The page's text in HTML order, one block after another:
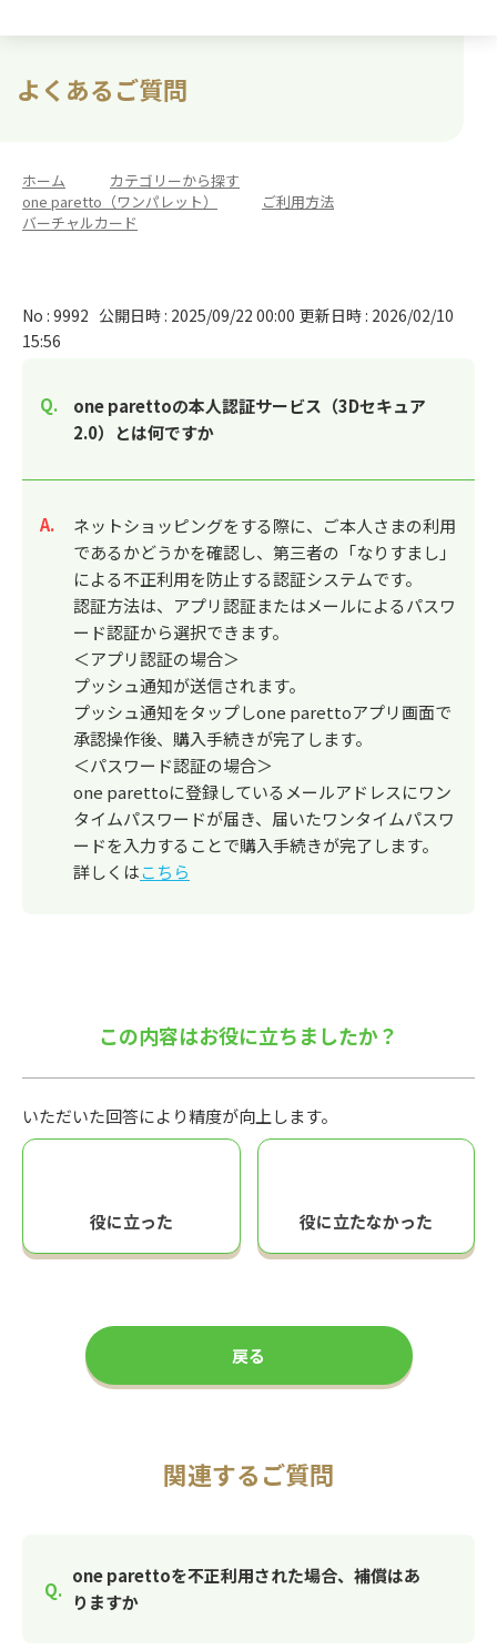
よくあるご質問
ホーム カテゴリーから探す
one paretto（ワンパレット）
ご利用方法
バーチャルカード
No : 9992 公開日時 : 2025/09/22 00:00 更新日時 : 2026/02/10
15:56
one parettoの本人認証サービス（3Dセキュア
2.0）とは何ですか
回答
ネットショッピングをする際に、ご本人さまの利用
であるかどうかを確認し、第三者の「なりすまし」
による不正利用を防止する認証システムです。
認証方法は、アプリ認証またはメールによるパスワ
ード認証から選択できます。
＜アプリ認証の場合＞
プッシュ通知が送信されます。
プッシュ通知をタップしone parettoアプリ画面で
承認操作後、購入手続きが完了します。
＜パスワード認証の場合＞
one parettoに登録しているメールアドレスにワン
タイムパスワードが届き、届いたワンタイムパスワ
ードを入力することで購入手続きが完了します。
詳しくはこちら
この内容はお役に立ちましたか？
いただいた回答により精度が向上します。
役に立った 役に立たなかった
戻る
関連するご質問
one parettoを不正利用された場合、補償はあ
りますか